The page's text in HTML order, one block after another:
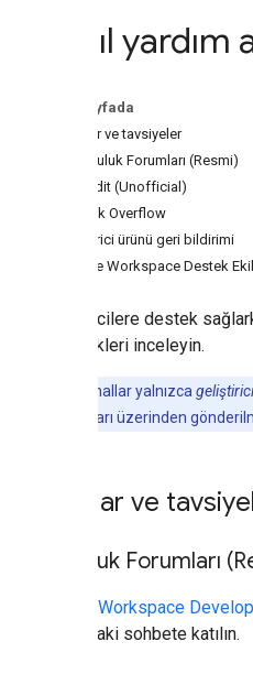
Nasıl
Bu sayfada
Sorular ve tavsiyeler
Topluluk Forumları (Resmi)
Reddit (Unofficial)
Stack Overflow
Geliştirici ürünü geri bildirimi
Google Workspace Destek
Geliştiricilere destek
seçenekleri inceleyin.
Bu kanallar yalnızca geliştirici
bağlantıları üzerinden
Sorular ve
Topluluk Forumları
Google Workspace
hakkındaki sohbete katılın.